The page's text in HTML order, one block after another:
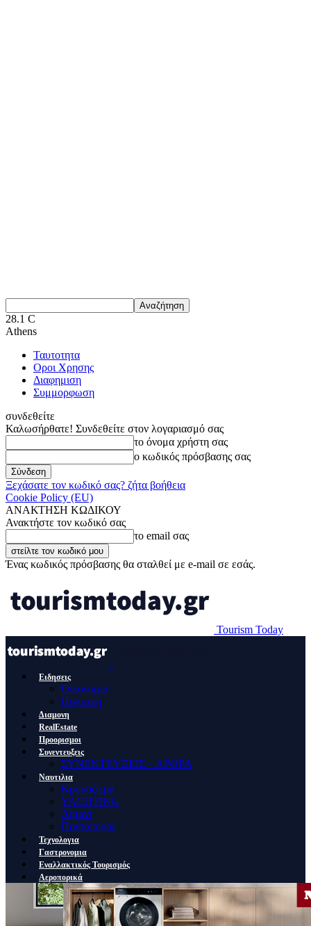
28.1 C
Athens
Ταυτοτητα
Οροι Χρησης
Διαφημιση
Συμμορφωση
συνδεθείτε
Καλωσήρθατε! Συνδεθείτε στον λογαριασμό σας
το όνομα χρήστη σας
ο κωδικός πρόσβασης σας
Ξεχάσατε τον κωδικό σας? ζήτα βοήθεια
Cookie Policy (EU)
ΑΝΑΚΤΗΣΗ ΚΩΔΙΚΟΥ
Ανακτήστε τον κωδικό σας
το email σας
Ένας κωδικός πρόσβασης θα σταλθεί με e-mail σε εσάς.
Tourism Today
Ειδησεις
Οικονομια
Πολιτικη
Διαμονη
RealEstate
Προορισμοι
Συνεντευξεις
ΣΥΝΕΝΤΕΥΞΕΙΣ – ΑΡΘΡΑ
Ναυτιλια
Κρουαζιερα
YACHTING
Λιμανι
Ποντοπορος
Τεχνολογια
Γαστρονομια
Εναλλακτικός Τουρισμός
Αεροπορικά